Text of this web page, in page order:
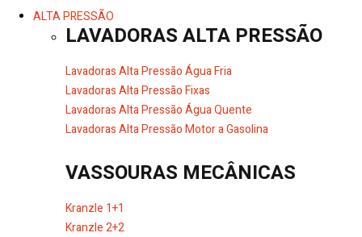
ALTA PRESSÃO
LAVADORAS ALTA PRESSÃO
Lavadoras Alta Pressão Água Fria
Lavadoras Alta Pressão Fixas
Lavadoras Alta Pressão Água Quente
Lavadoras Alta Pressão Motor a Gasolina
VASSOURAS MECÂNICAS
Kranzle 1+1
Kranzle 2+2